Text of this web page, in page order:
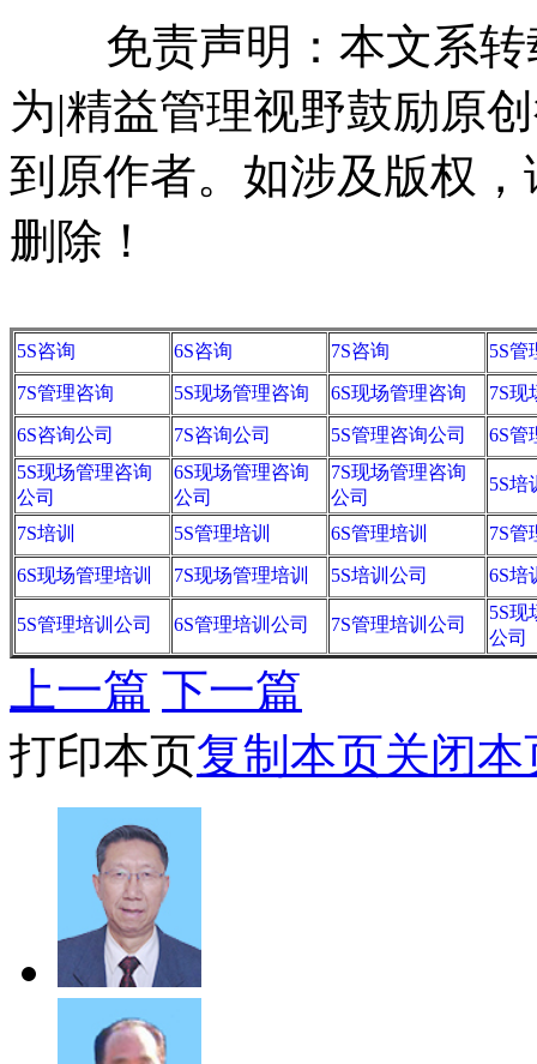
免责声明：本文系转
为|精益管理视野鼓励原
到原作者。如涉及版权，
删除！
5S咨询 6S咨询 7S咨询 5S管
7S管理咨询 5S现场管理咨询 6S现场管理咨询 7S现
6S咨询公司 7S咨询公司 5S管理咨询公司
6S管
5S现场管理咨询
公司
6S现场管理咨询
公司
7S现场管理咨询
公司
5S培
7S培训 5S管理培训 6S管理培训 7S管
6S现场管理培训 7S现场管理培训 5S培训公司 6S培
5S管理培训公司 6S管理培训公司 7S管理培训公司
5S现
公司
上一篇 下一篇
打印本页复制本页关闭本